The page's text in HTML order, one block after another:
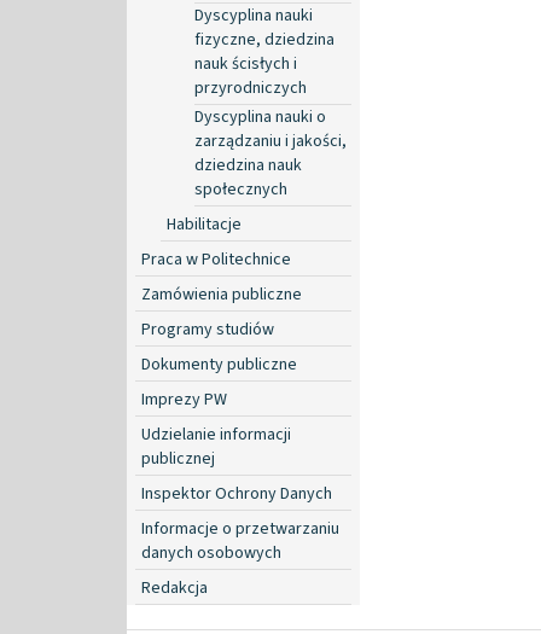
Dyscyplina nauki
fizyczne, dziedzina
nauk ścisłych i
przyrodniczych
Dyscyplina nauki o
zarządzaniu i jakości,
dziedzina nauk
społecznych
Habilitacje
Praca w Politechnice
Zamówienia publiczne
Programy studiów
Dokumenty publiczne
Imprezy PW
Udzielanie informacji
publicznej
Inspektor Ochrony Danych
Informacje o przetwarzaniu
danych osobowych
Redakcja